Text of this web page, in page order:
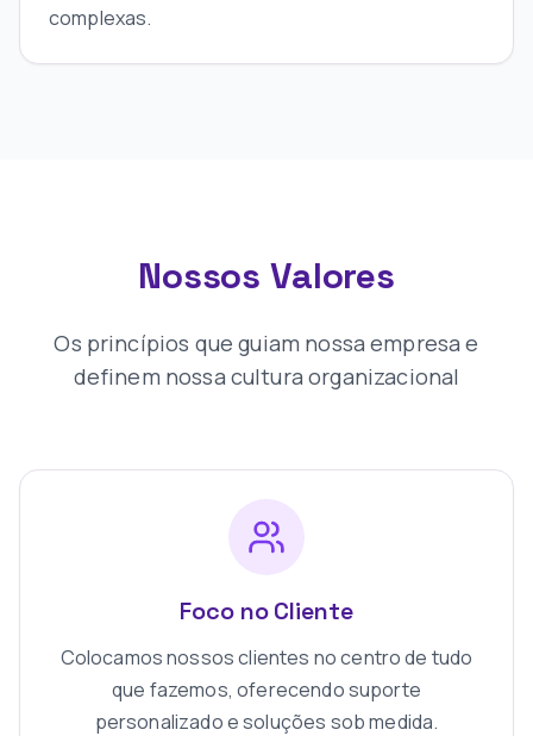
complexas.
Nossos Valores
Os princípios que guiam nossa empresa e
definem nossa cultura organizacional
Foco no Cliente
Colocamos nossos clientes no centro de tudo
que fazemos, oferecendo suporte
personalizado e soluções sob medida.